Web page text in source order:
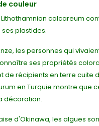
couleur
calcareum
plastides.
les personnes qui
ses propriétés
de récipients en terre cuite
en Turquie montre que
décoration.
d'Okinawa, les algues